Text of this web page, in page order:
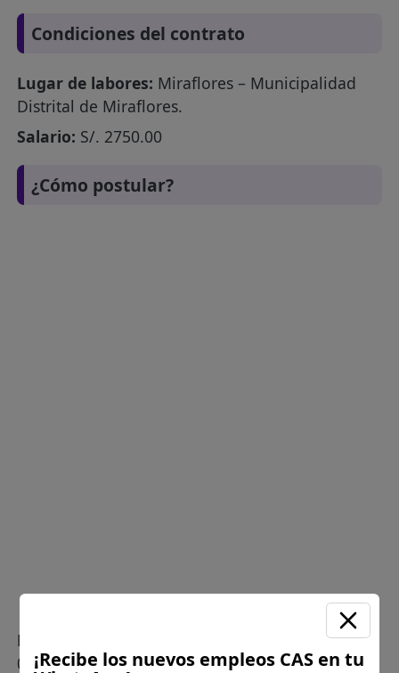
Condiciones del contrato
Lugar de labores: Miraflores – Municipalidad
Distrital de Miraflores.
Salario: S/. 2750.00
¿Cómo postular?
Plazo para postular:
15 de Junio del 2026 (De
07:45 a.m. a 15:30 p.m.)
¡Recibe los nuevos empleos CAS en tu